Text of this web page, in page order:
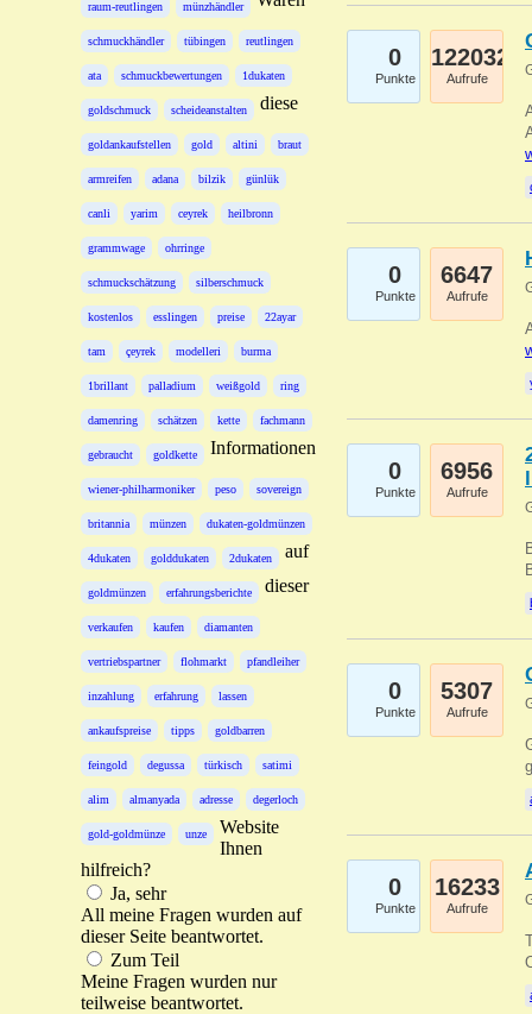
raum-reutlingen münzhändler
schmuckhändler tübingen reutlingen
ata schmuckbewertungen 1dukaten
goldschmuck scheideanstalten
goldankaufstellen gold altini braut
armreifen adana bilzik günlük
canli yarim ceyrek heilbronn
grammwage ohrringe
schmuckschätzung silberschmuck
kostenlos esslingen preise 22ayar
tam çeyrek modelleri burma
1brillant palladium weißgold ring
damenring schätzen kette fachmann
gebraucht goldkette
wiener-philharmoniker peso sovereign
britannia münzen dukaten-goldmünzen
4dukaten golddukaten 2dukaten
goldmünzen erfahrungsberichte
verkaufen kaufen diamanten
vertriebspartner flohmarkt pfandleiher
inzahlung erfahrung lassen
ankaufspreise tipps goldbarren
feingold degussa türkisch satimi
alim almanyada adresse degerloch
gold-goldmünze unze
diese
Informationen
auf
dieser
Website
Ihnen
hilfreich?
Ja, sehr
All meine Fragen wurden auf
dieser Seite beantwortet.
Zum Teil
Meine Fragen wurden nur
teilweise beantwortet.
0
Punkte
122032
Aufrufe
0
Punkte
6647
Aufrufe
0
Punkte
6956
Aufrufe
0
Punkte
5307
Aufrufe
0
Punkte
16233
Aufrufe